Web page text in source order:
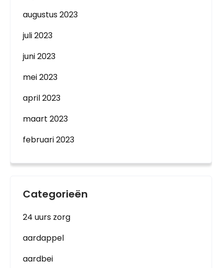
augustus 2023
juli 2023
juni 2023
mei 2023
april 2023
maart 2023
februari 2023
Categorieën
24 uurs zorg
aardappel
aardbei